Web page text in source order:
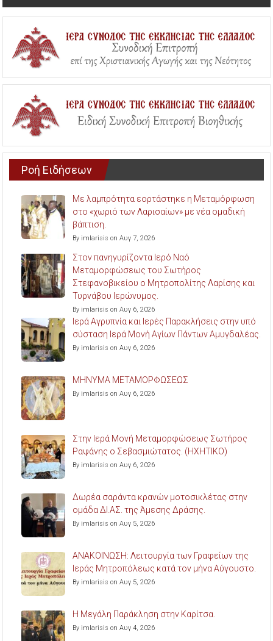
Ροή Ειδήσεων
Με λαμπρότητα εορτάστηκε η Μεταμόρφωση
στο «χωριό των Λαρισαίων» με νέα ομαδική
βάπτιση.
By imlarisis on Αυγ 7, 2026
Στον πανηγυρίζοντα Ιερό Ναό
Μεταμορφώσεως του Σωτήρος
Στεφανοβικείου ο Μητροπολίτης Λαρίσης και
Τυρνάβου Ιερώνυμος.
By imlarisis on Αυγ 6, 2026
Ιερά Αγρυπνία και Ιερές Παρακλήσεις στην υπό
σύσταση Ιερά Μονή Αγίων Πάντων Αμυγδαλέας.
By imlarisis on Αυγ 6, 2026
ΜΗΝΥΜΑ ΜΕΤΑΜΟΡΦΩΣΕΩΣ
By imlarisis on Αυγ 6, 2026
Στην Ιερά Μονή Μεταμορφώσεως Σωτήρος
Ραψάνης ο Σεβασμιώτατος. (ΗΧΗΤΙΚΟ)
By imlarisis on Αυγ 6, 2026
Δωρέα σαράντα κρανών μοτοσικλέτας στην
ομάδα ΔΙ.ΑΣ. της Άμεσης Δράσης.
By imlarisis on Αυγ 5, 2026
ΑΝΑΚΟΙΝΩΣΗ: Λειτουργία των Γραφείων της
Ιεράς Μητροπόλεως κατά τον μήνα Αύγουστο.
By imlarisis on Αυγ 5, 2026
Η Μεγάλη Παράκληση στην Καρίτσα.
By imlarisis on Αυγ 4, 2026